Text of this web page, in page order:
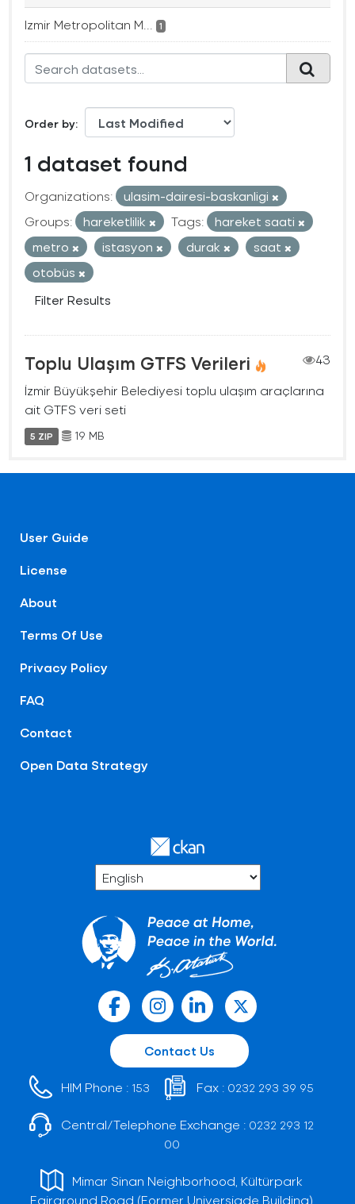
Izmir Metropolitan M... 1
Order by
1 dataset found
Organizations:
ulasim-dairesi-baskanligi
Groups:
hareketlilik Tags:
hareket saati
metro
istasyon durak
saat
otobüs
Filter Results
Toplu Ulaşım GTFS Verileri
43
İzmir Büyükşehir Belediyesi toplu ulaşım araçlarına
ait GTFS veri seti
5 ZIP 19 MB
User Guide
License
About
Terms Of Use
Privacy Policy
FAQ
Contact
Open Data Strategy
Contact Us
HIM Phone : 153 Fax : 0232 293 39 95
Central/Telephone Exchange : 0232 293 12
00
Mimar Sinan Neighborhood, Kültürpark
Fairground Road (Former Universiade Building)